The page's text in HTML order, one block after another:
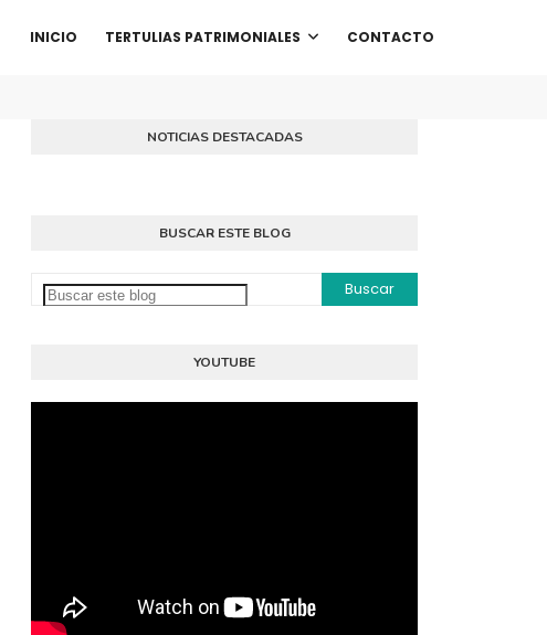
INICIO TERTULIAS PATRIMONIALES CONTACTO
NOTICIAS DESTACADAS
BUSCAR ESTE BLOG
YOUTUBE